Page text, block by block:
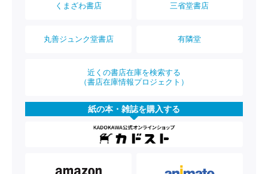
くまざわ書店 三省堂書店
丸善ジュンク堂書店 有隣堂
近くの書店在庫を検索する
（書店在庫情報プロジェクト）
紙の本・雑誌を購入する